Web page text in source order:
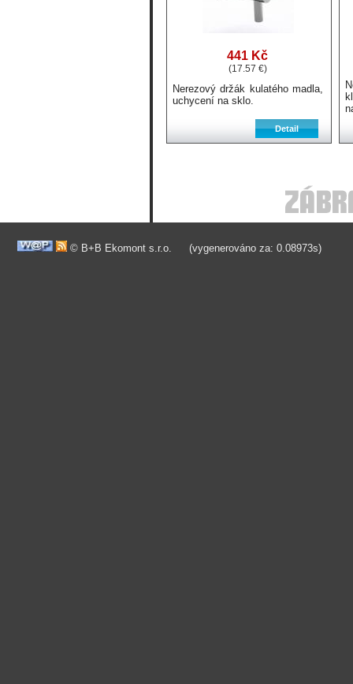
441 Kč
(17.57 €)
Nerezový držák kulatého madla,
uchycení na sklo.
© B+B Ekomont s.r.o. (vygenerováno za: 0.08973s)